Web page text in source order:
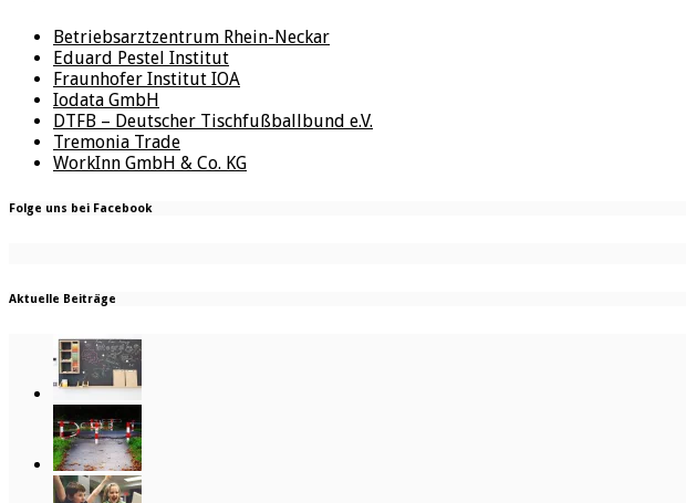
Betriebsarztzentrum Rhein-Neckar
Eduard Pestel Institut
Fraunhofer Institut IOA
Iodata GmbH
DTFB – Deutscher Tischfußballbund e.V.
Tremonia Trade
WorkInn GmbH & Co. KG
Folge uns bei Facebook
Aktuelle Beiträge